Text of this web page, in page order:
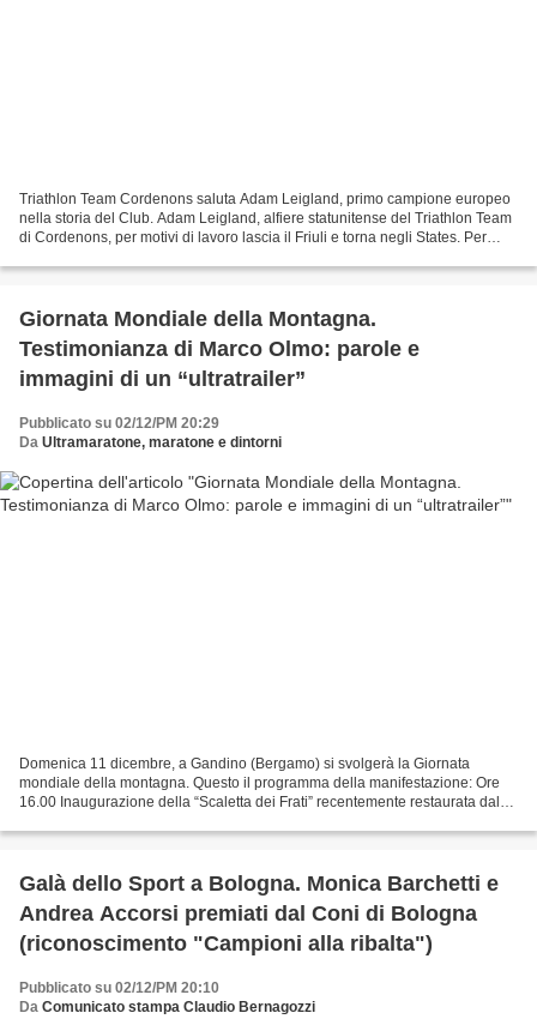
Triathlon Team Cordenons saluta Adam Leigland, primo campione europeo
nella storia del Club. Adam Leigland, alfiere statunitense del Triathlon Team
di Cordenons, per motivi di lavoro lascia il Friuli e torna negli States. Per
Giornata Mondiale della Montagna.
Testimonianza di Marco Olmo: parole e
immagini di un “ultratrailer”
Pubblicato su 02/12/PM 20:29
Da Ultramaratone, maratone e dintorni
Domenica 11 dicembre, a Gandino (Bergamo) si svolgerà la Giornata
mondiale della montagna. Questo il programma della manifestazione: Ore
16.00 Inaugurazione della “Scaletta dei Frati” recentemente restaurata dal
Galà dello Sport a Bologna. Monica Barchetti e
Andrea Accorsi premiati dal Coni di Bologna
(riconoscimento "Campioni alla ribalta")
Pubblicato su 02/12/PM 20:10
Da Comunicato stampa Claudio Bernagozzi